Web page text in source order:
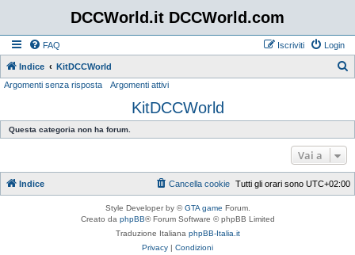
DCCWorld.it DCCWorld.com
FAQ Login
Iscriviti
Indice KitDCCWorld
c
a
Argomenti senza risposta Argomenti attivi
KitDCCWorld
Questa categoria non ha forum.
Vai a
Indice Tutti gli orari sono UTC+02:00
Cancella cookie
Style Developer by ©GTA game Forum.
Creato da phpBB® Forum Software © phpBB Limited
Traduzione Italiana phpBB-Italia.it
Privacy | Condizioni